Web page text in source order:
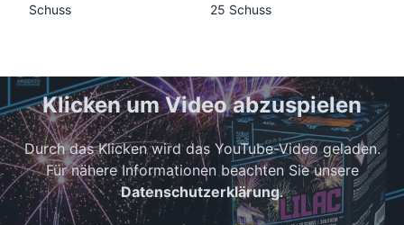
Schuss 25 Schuss
Klicken um Video abzuspielen
Durch das Klicken wird das YouTube-Video geladen.
Für nähere Informationen beachten Sie unsere
Datenschutzerklärung.